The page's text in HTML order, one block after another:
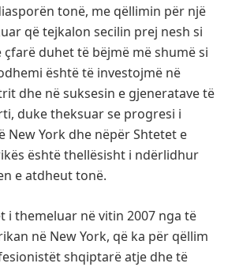
tonë, me qëllimin për një
që tejkalon secilin prej nesh si
duhet të bëjmë më shumë si
është të investojmë në
dhe në suksesin e gjeneratave të
duke theksuar se progresi i
York dhe nëpër Shtetet e
është thellësisht i ndërlidhur
e atdheut tonë.
i themeluar në vitin 2007 nga të
në New York, që ka për qëllim
shqiptarë atje dhe të